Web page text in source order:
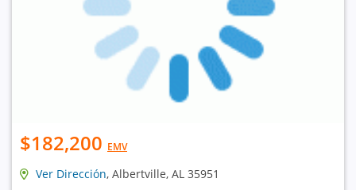
$182,200 EMV
Ver Dirección, Albertville, AL 35951